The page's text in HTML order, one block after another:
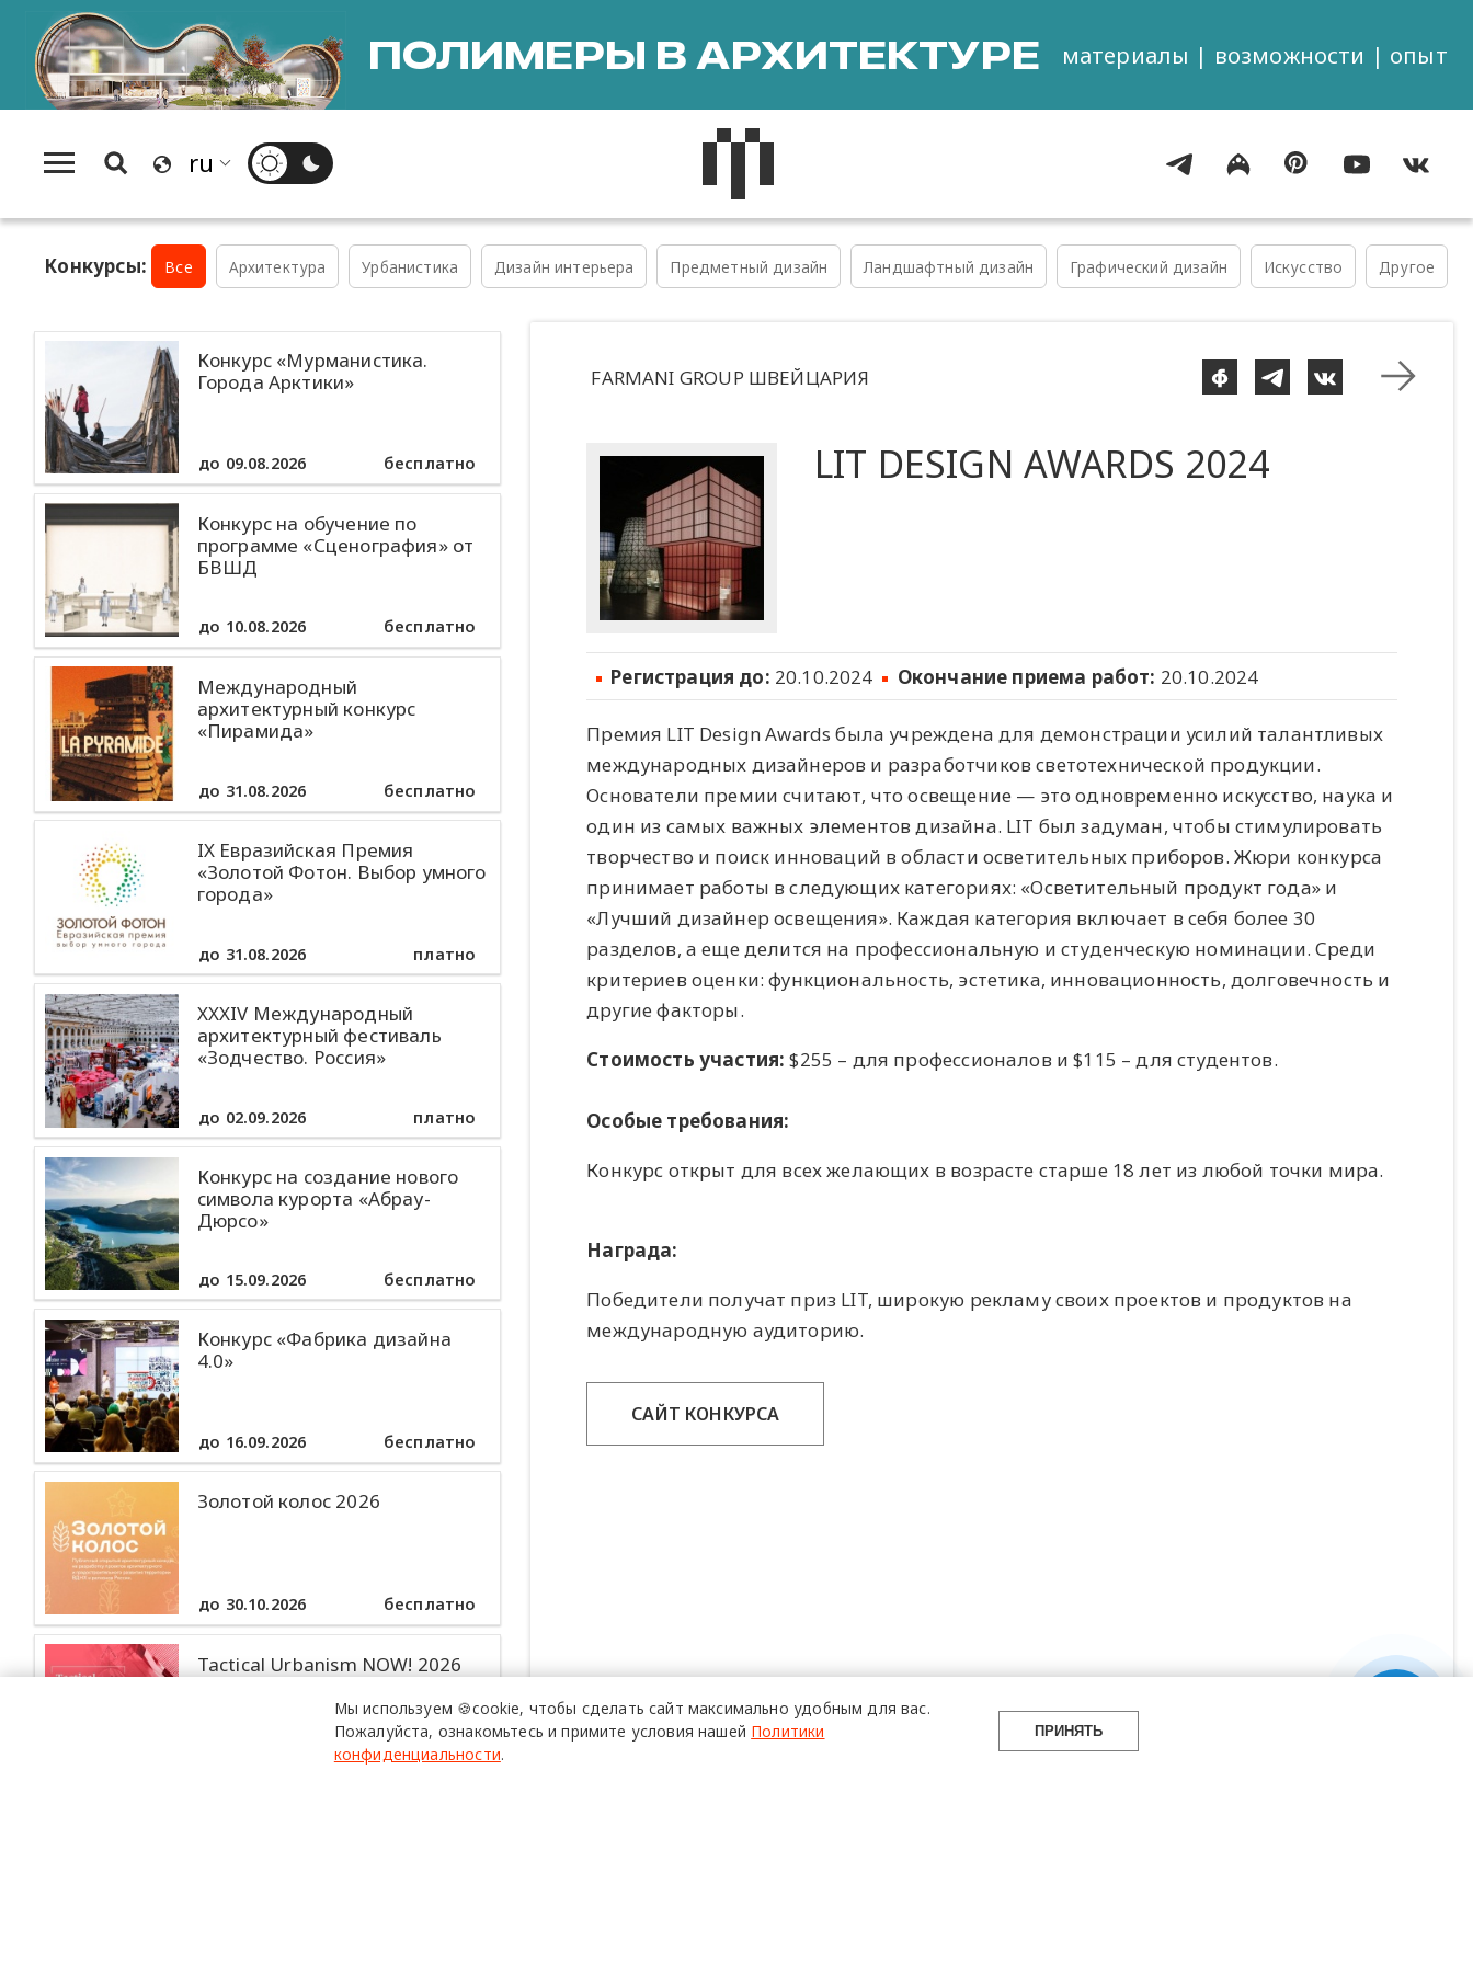
ПОЛИМЕРЫ В АРХИТЕКТУРЕ материалы | возможности | опыт
Конкурсы: Все Архитектура Урбанистика Дизайн интерьера Предметный дизайн Ландшафтный дизайн Графический дизайн Искусство Другое
Конкурс «Мурманистика.
Города Арктики»
до 09.08.2026 бесплатно
Конкурс на обучение по
программе «Сценография» от
БВШД
до 10.08.2026 бесплатно
Международный
архитектурный конкурс
«Пирамида»
до 31.08.2026 бесплатно
IX Евразийская Премия
«Золотой Фотон. Выбор умного
города»
до 31.08.2026 платно
XXXIV Международный
архитектурный фестиваль
«Зодчество. Россия»
до 02.09.2026 платно
Конкурс на создание нового
символа курорта «Абрау-
Дюрсо»
до 15.09.2026 бесплатно
Конкурс «Фабрика дизайна
4.0»
до 16.09.2026 бесплатно
Золотой колос 2026
до 30.10.2026 бесплатно
Tactical Urbanism NOW! 2026
бесплатно
LIT DESIGN AWARDS 2024
FARMANI GROUP ШВЕЙЦАРИЯ
Регистрация до: 20.10.2024 Окончание приема работ: 20.10.2024
Премия LIT Design Awards была учреждена для демонстрации усилий талантливых
международных дизайнеров и разработчиков светотехнической продукции.
Основатели премии считают, что освещение — это одновременно искусство, наука и
один из самых важных элементов дизайна. LIT был задуман, чтобы стимулировать
творчество и поиск инноваций в области осветительных приборов. Жюри конкурса
принимает работы в следующих категориях: «Осветительный продукт года» и
«Лучший дизайнер освещения». Каждая категория включает в себя более 30
разделов, а еще делится на профессиональную и студенческую номинации. Среди
критериев оценки: функциональность, эстетика, инновационность, долговечность и
другие факторы.
Стоимость участия: $255 – для профессионалов и $115 – для студентов.
Особые требования:
Конкурс открыт для всех желающих в возрасте старше 18 лет из любой точки мира.
Награда:
Победители получат приз LIT, широкую рекламу своих проектов и продуктов на
международную аудиторию.
САЙТ КОНКУРСА
Мы используем 🍪cookie, чтобы сделать сайт максимально удобным для вас.
Пожалуйста, ознакомьтесь и примите условия нашей Политики
конфиденциальности.
ПРИНЯТЬ